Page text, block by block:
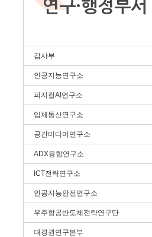
연구·행정부서
감사부
인공지능연구소
피지컬AI연구소
입체통신연구소
공간미디어연구소
ADX융합연구소
ICT전략연구소
인공지능안전연구소
우주항공반도체전략연구단
대경권연구본부